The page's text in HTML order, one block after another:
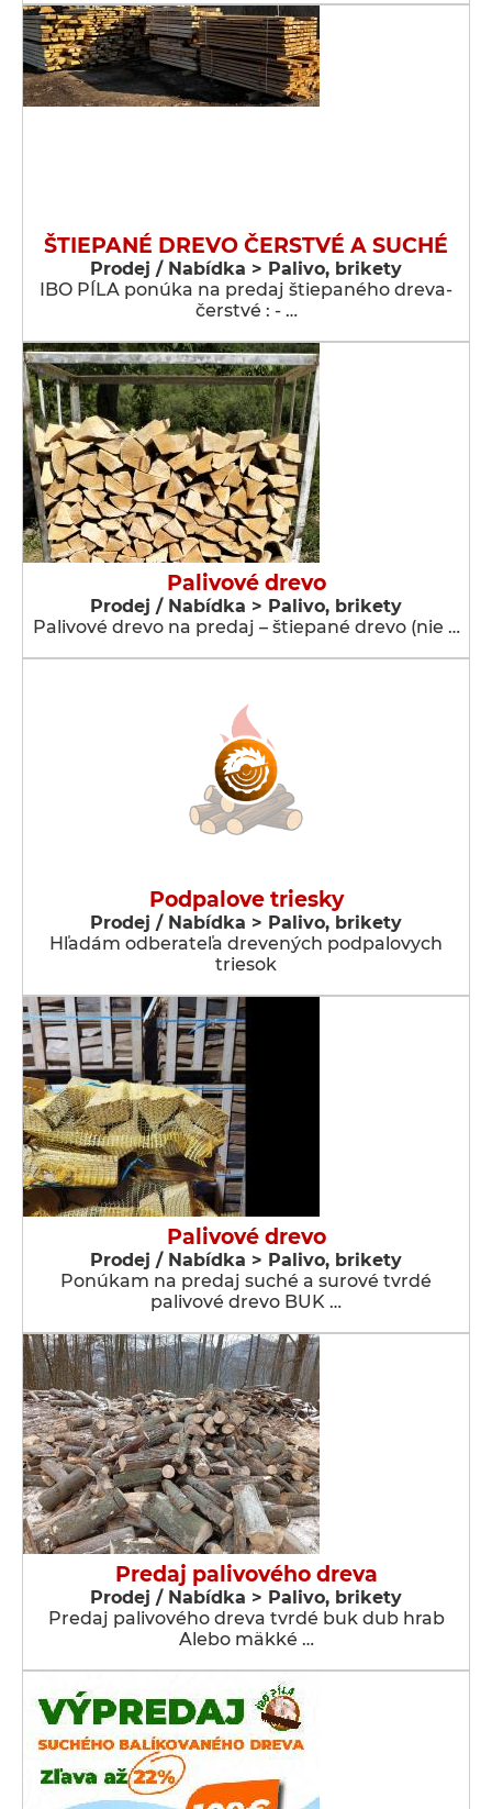
ŠTIEPANÉ DREVO ČERSTVÉ A SUCHÉ
Prodej / Nabídka > Palivo, brikety
IBO PÍLA ponúka na predaj štiepaného dreva-
čerstvé : - …
Palivové drevo
Prodej / Nabídka > Palivo, brikety
Palivové drevo na predaj – štiepané drevo (nie …
Podpalove triesky
Prodej / Nabídka > Palivo, brikety
Hľadám odberateľa drevených podpalovych
triesok
Palivové drevo
Prodej / Nabídka > Palivo, brikety
Ponúkam na predaj suché a surové tvrdé
palivové drevo BUK …
Predaj palivového dreva
Prodej / Nabídka > Palivo, brikety
Predaj palivového dreva tvrdé buk dub hrab
Alebo mäkké …